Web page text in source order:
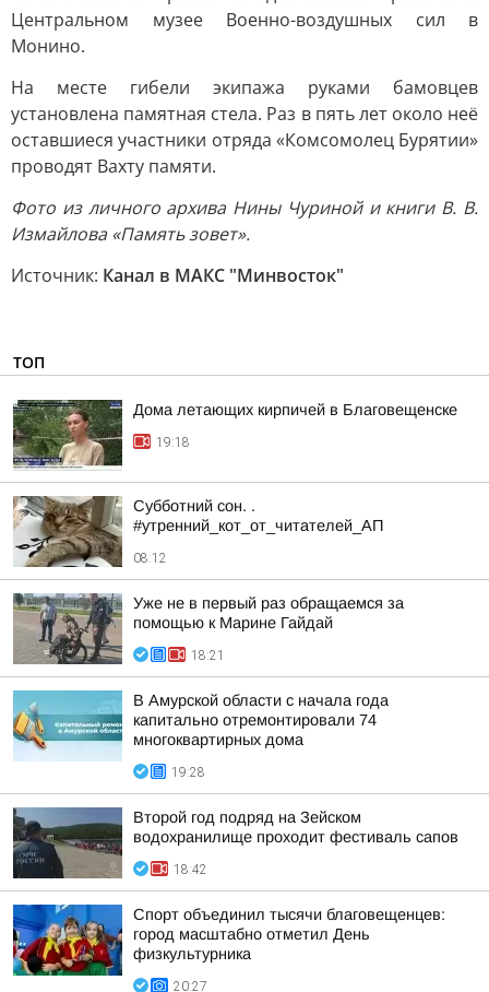
Центральном музее Военно-воздушных сил в
Монино.
На месте гибели экипажа руками бамовцев
установлена памятная стела. Раз в пять лет около неё
оставшиеся участники отряда «Комсомолец Бурятии»
проводят Вахту памяти.
Фото из личного архива Нины Чуриной и книги В. В.
Измайлова «Память зовет».
Источник: Канал в МАКС "Минвосток"
ТОП
Дома летающих кирпичей в Благовещенске
19:18
Субботний сон. .
#утренний_кот_от_читателей_АП
08:12
Уже не в первый раз обращаемся за
помощью к Марине Гайдай
18:21
В Амурской области с начала года
капитально отремонтировали 74
многоквартирных дома
19:28
Второй год подряд на Зейском
водохранилище проходит фестиваль сапов
18:42
Спорт объединил тысячи благовещенцев:
город масштабно отметил День
физкультурника
20:27